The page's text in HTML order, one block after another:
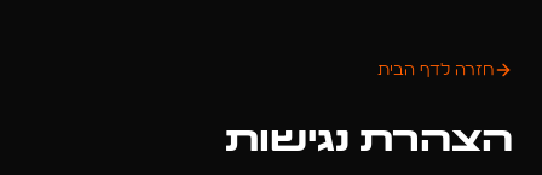
חזרה לדף הבית
הצהרת נגישות